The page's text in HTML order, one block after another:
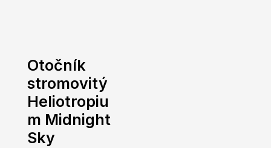
Otočník
stromovitý
Heliotropiu
m Midnight
Sky